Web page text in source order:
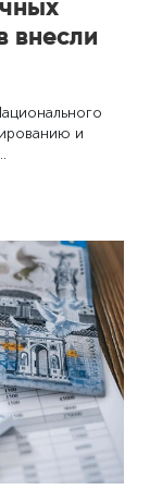
внесли
и